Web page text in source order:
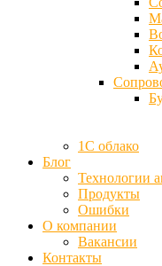
1С облако
Блог
Технологии
Продукты
Ошибки
О компании
Вакансии
Контакты